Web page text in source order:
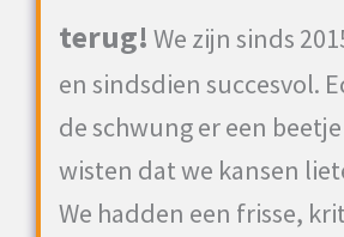
terug! We zijn sinds
en sindsdien succesvol.
de schwung er een
wisten dat we kansen
We hadden een frisse,